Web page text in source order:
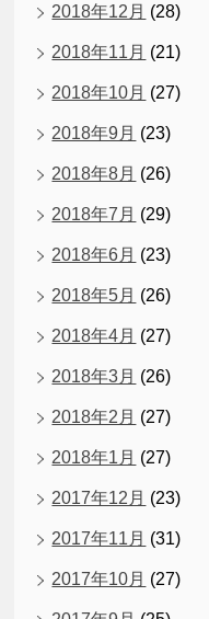
2018年12月 (28)
2018年11月 (21)
2018年10月 (27)
2018年9月 (23)
2018年8月 (26)
2018年7月 (29)
2018年6月 (23)
2018年5月 (26)
2018年4月 (27)
2018年3月 (26)
2018年2月 (27)
2018年1月 (27)
2017年12月 (23)
2017年11月 (31)
2017年10月 (27)